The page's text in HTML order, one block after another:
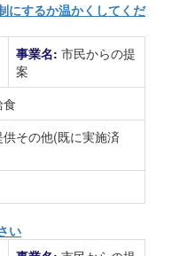
にするか温かくしてくだ
事業名: 市民からの提
案
供その他(既に実施済
い